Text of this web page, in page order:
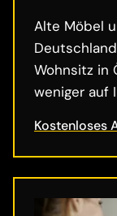
Alte Möbel
Wohnsitz in
weniger auf
Kostenloses